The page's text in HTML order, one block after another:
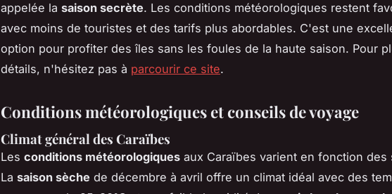
appelée la saison secrète. Les conditions météorologiques restent
avec moins de touristes et des tarifs plus abordables. C'est une
option pour profiter des îles sans les foules de la haute saison. Pour
détails, n'hésitez pas à parcourir ce site.
Conditions météorologiques et conseils de voyage
Climat général des Caraïbes
Les conditions météorologiques aux Caraïbes varient en fonction des
La saison sèche de décembre à avril offre un climat idéal avec des